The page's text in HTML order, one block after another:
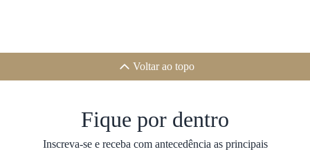
Voltar ao topo
Fique por dentro
Inscreva-se e receba com antecedência as principais